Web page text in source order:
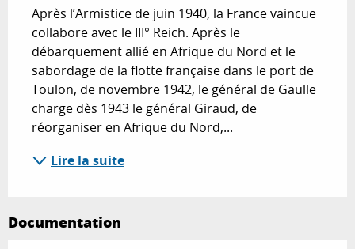
Après l’Armistice de juin 1940, la France vaincue
collabore avec le III° Reich. Après le
débarquement allié en Afrique du Nord et le
sabordage de la flotte française dans le port de
Toulon, de novembre 1942, le général de Gaulle
charge dès 1943 le général Giraud, de
réorganiser en Afrique du Nord,...
Lire la suite
Documentation